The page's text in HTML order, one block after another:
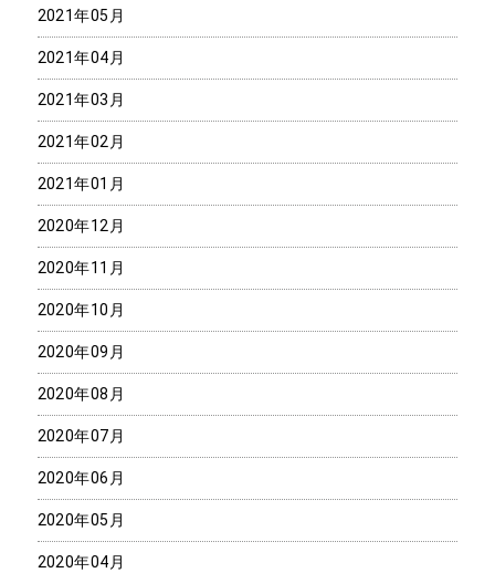
2021年05月
2021年04月
2021年03月
2021年02月
2021年01月
2020年12月
2020年11月
2020年10月
2020年09月
2020年08月
2020年07月
2020年06月
2020年05月
2020年04月